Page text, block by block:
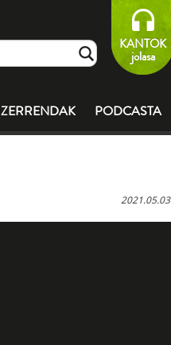
KANTOK
jolasa
ZERRENDAK PODCASTA
2021.05.03